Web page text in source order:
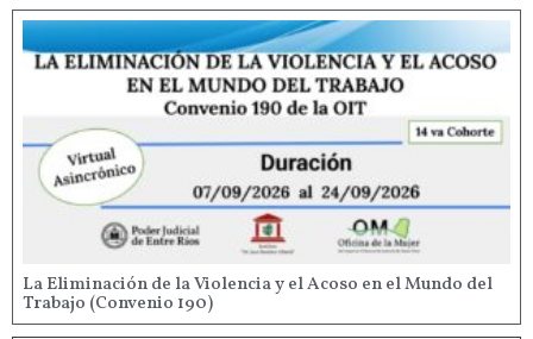
La Eliminación de la Violencia y el Acoso en el Mundo del
Trabajo (Convenio 190)